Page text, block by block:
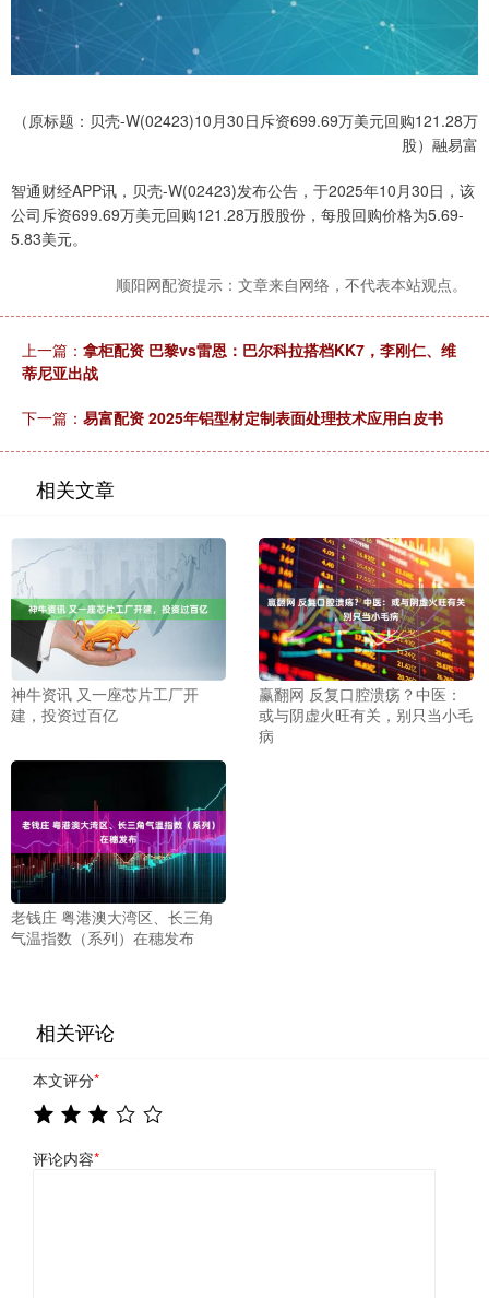
（原标题：贝壳-W(02423)10月30日斥资699.69万美元回购121.28万
股）融易富
智通财经APP讯，贝壳-W(02423)发布公告，于2025年10月30日，该
公司斥资699.69万美元回购121.28万股股份，每股回购价格为5.69-
5.83美元。
顺阳网配资提示：文章来自网络，不代表本站观点。
上一篇： 拿柜配资 巴黎vs雷恩：巴尔科拉搭档KK7，李刚仁、维
蒂尼亚出战
下一篇： 易富配资 2025年铝型材定制表面处理技术应用白皮书
相关文章
神牛资讯 又一座芯片工厂开
建，投资过百亿
赢翻网 反复口腔溃疡？中医：
或与阴虚火旺有关，别只当小毛
病
老钱庄 粤港澳大湾区、长三角
气温指数（系列）在穗发布
相关评论
本文评分*
评论内容*